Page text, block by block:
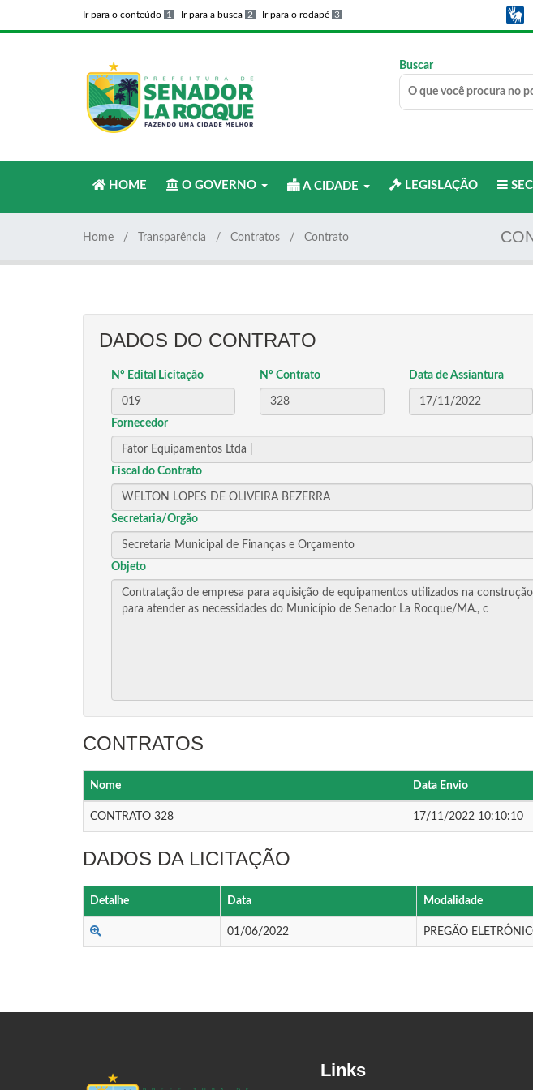
Ir para o conteúdo 1 Ir para a busca 2 Ir para o rodapé 3
Buscar
HOME O GOVERNO A CIDADE LEGISLAÇÃO
Home Transparência Contratos Contrato
DADOS DO CONTRATO
Nº Edital Licitação Nº Contrato Data de Assiantura
Fornecedor
Fiscal do Contrato
Secretaria/Orgão
Objeto
CONTRATOS
Nome Data Envio
CONTRATO 328 17/11/2022 10:10:10
DADOS DA LICITAÇÃO
Detalhe Data Modalidade
01/06/2022 PREGÃO
Links